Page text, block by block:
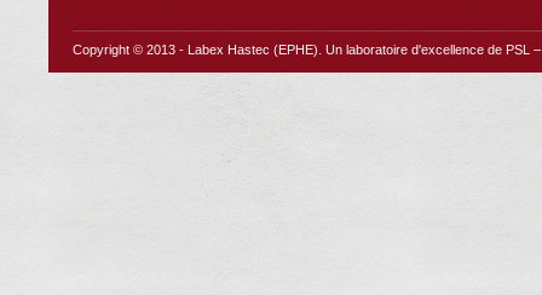
Copyright © 2013 - Labex Hastec (EPHE) . Un laboratoire d'excellence de